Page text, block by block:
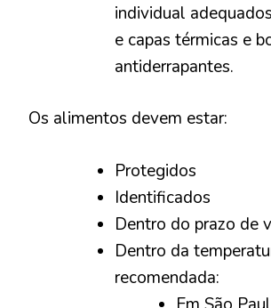
individual
e capas térmicas e
antiderrapantes.
Os alimentos devem estar:
Protegidos
Identificados
Dentro do prazo de
Dentro da
recomendada: